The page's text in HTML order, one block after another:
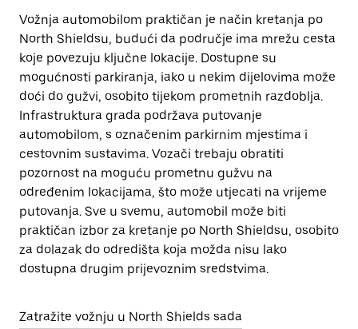
Vožnja automobilom praktičan je način kretanja po
North Shieldsu, budući da područje ima mrežu cesta
koje povezuju ključne lokacije. Dostupne su
mogućnosti parkiranja, iako u nekim dijelovima može
doći do gužvi, osobito tijekom prometnih razdoblja.
Infrastruktura grada podržava putovanje
automobilom, s označenim parkirnim mjestima i
cestovnim sustavima. Vozači trebaju obratiti
pozornost na moguću prometnu gužvu na
određenim lokacijama, što može utjecati na vrijeme
putovanja. Sve u svemu, automobil može biti
praktičan izbor za kretanje po North Shieldsu, osobito
za dolazak do odredišta koja možda nisu lako
dostupna drugim prijevoznim sredstvima.
Zatražite vožnju u North Shields sada